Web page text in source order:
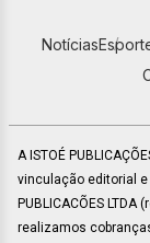
Notícias
A ISTOÉ
vinculação editorial e
PUBLICACÕES
realizamos